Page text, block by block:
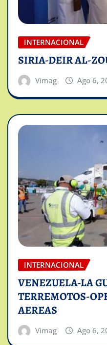
INTERNACIONAL
SIRIA-DEIR AL-
Vimag Ago 6,
INTERNACIONAL
VENEZUELA-LA
TERREMOTOS-
AEREAS
Vimag Ago 6,